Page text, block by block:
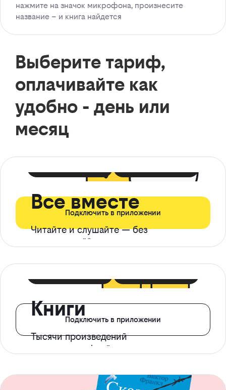
нажмите на значок микрофона, произнесите
название – и книга найдется
Выберите тариф,
оплачивайте как
удобно - день или
месяц
Все вместе
Читайте и слушайте — без
ограничений*
Подключить в приложении
Книги
Тысячи произведений
с доступом офлайн
Подключить в приложении